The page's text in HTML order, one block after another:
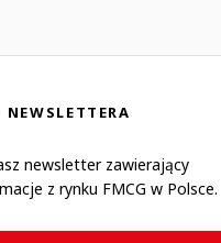
newsletter zawierający
z rynku FMCG w Polsce.